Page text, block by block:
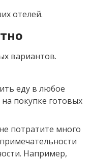
отелей.
вариантов.
еду в любое
покупке готовых
потратите много
Например,